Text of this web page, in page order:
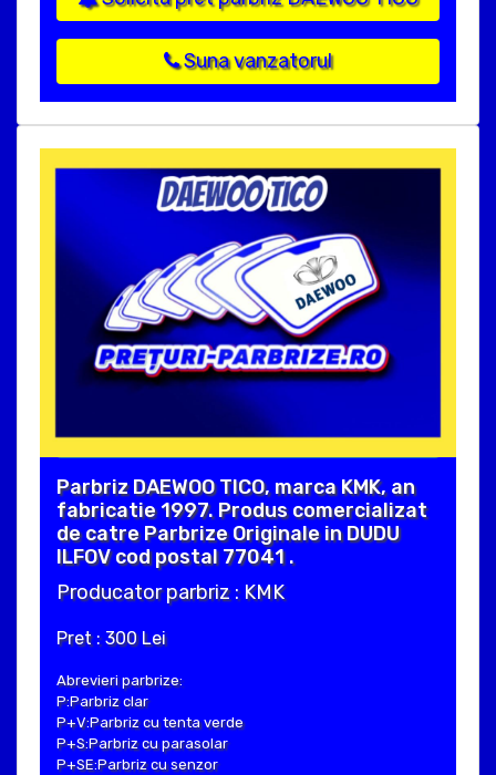
Suna vanzatorul
Parbriz DAEWOO TICO, marca KMK, an
fabricatie 1997. Produs comercializat
de catre Parbrize Originale in DUDU
ILFOV cod postal 77041 .
Producator parbriz : KMK
Pret : 300 Lei
Abrevieri parbrize:
P:Parbriz clar
P+V:Parbriz cu tenta verde
P+S:Parbriz cu parasolar
P+SE:Parbriz cu senzor